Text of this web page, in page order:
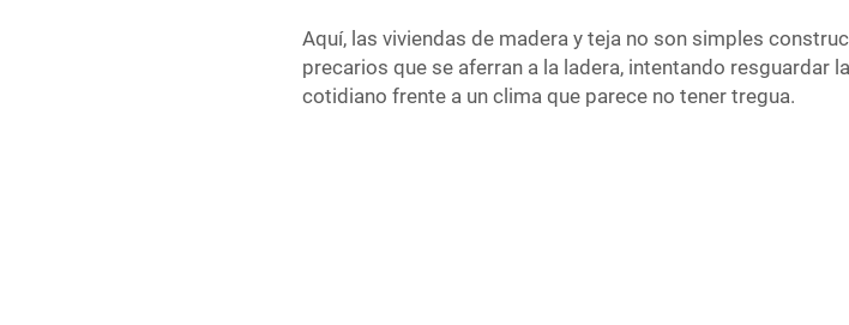
Aquí, las viviendas de madera y teja no son simples
precarios que se aferran a la ladera, intentando resguardar
cotidiano frente a un clima que parece no tener tregua. ​